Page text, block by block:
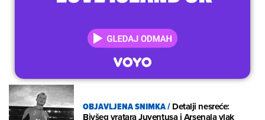
OBJAVLJENA SNIMKA/Detalji nesreće:
Bivšeg vratara Juventusa i Arsenala vlak